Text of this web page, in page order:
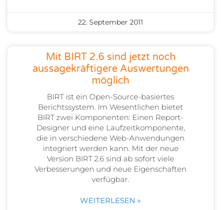
22. September 2011
Mit BIRT 2.6 sind jetzt noch
aussagekräftigere Auswertungen
möglich
BIRT ist ein Open-Source-basiertes
Berichtssystem. Im Wesentlichen bietet
BIRT zwei Komponenten: Einen Report-
Designer und eine Laufzeitkomponente,
die in verschiedene Web-Anwendungen
integriert werden kann. Mit der neue
Version BIRT 2.6 sind ab sofort viele
Verbesserungen und neue Eigenschaften
verfügbar.
WEITERLESEN »